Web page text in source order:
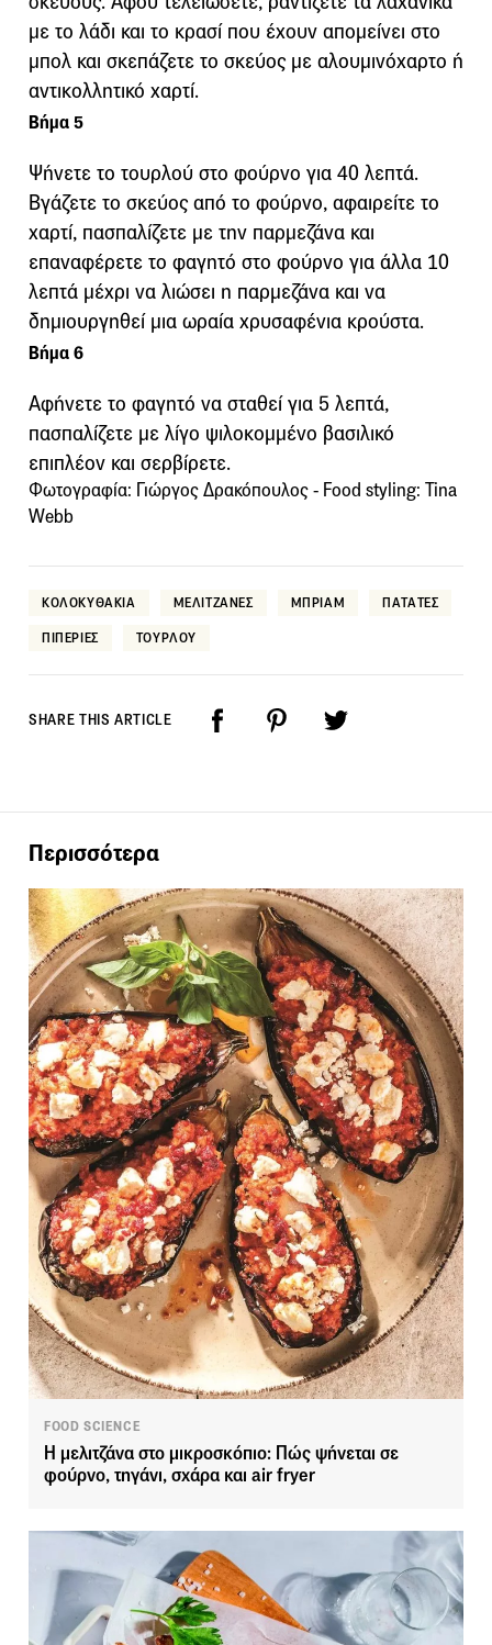
με το λάδι και το κρασί που έχουν απομείνει στο
μπολ και σκεπάζετε το σκεύος με αλουμινόχαρτο ή
αντικολλητικό χαρτί.
Βήμα 5
Ψήνετε το τουρλού στο φούρνο για 40 λεπτά.
Βγάζετε το σκεύος από το φούρνο, αφαιρείτε το
χαρτί, πασπαλίζετε με την παρμεζάνα και
επαναφέρετε το φαγητό στο φούρνο για άλλα 10
λεπτά μέχρι να λιώσει η παρμεζάνα και να
δημιουργηθεί μια ωραία χρυσαφένια κρούστα.
Βήμα 6
Αφήνετε το φαγητό να σταθεί για 5 λεπτά,
πασπαλίζετε με λίγο ψιλοκομμένο βασιλικό
επιπλέον και σερβίρετε.
Φωτογραφία: Γιώργος Δρακόπουλος - Food styling: Tina
Webb
ΚΟΛΟΚΥΘΑΚΙΑ ΜΕΛΙΤΖΑΝΕΣ ΜΠΡΙΑΜ ΠΑΤΑΤΕΣ
ΠΙΠΕΡΙΕΣ ΤΟΥΡΛΟΥ
SHARE THIS ARTICLE
Περισσότερα
FOOD SCIENCE
Η μελιτζάνα στο μικροσκόπιο: Πώς ψήνεται σε
φούρνο, τηγάνι, σχάρα και air fryer